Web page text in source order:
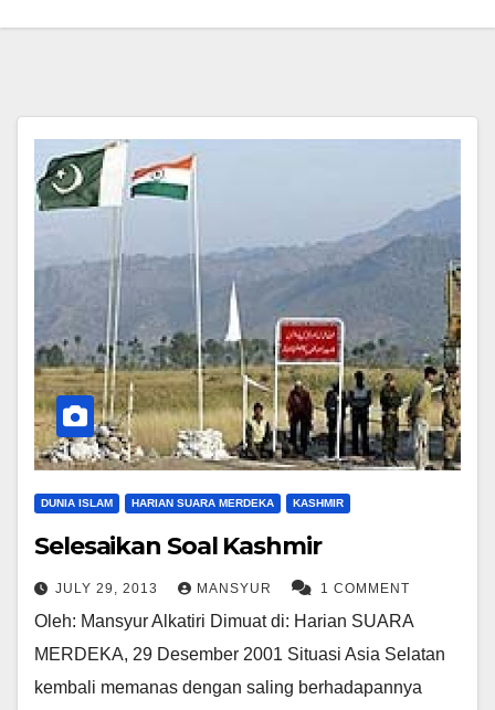
DUNIA ISLAM HARIAN SUARA MERDEKA KASHMIR
Selesaikan Soal Kashmir
JULY 29, 2013 MANSYUR 1 COMMENT
Oleh: Mansyur Alkatiri Dimuat di: Harian SUARA
MERDEKA, 29 Desember 2001 Situasi Asia Selatan
kembali memanas dengan saling berhadapannya